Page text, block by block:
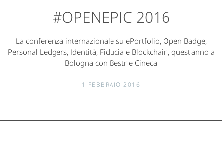
#OPENEPIC 2016
La conferenza internazionale su ePortfolio, Open Badge,
Personal Ledgers, Identità, Fiducia e Blockchain, quest'anno a
Bologna con Bestr e Cineca
1 FEBBRAIO 2016